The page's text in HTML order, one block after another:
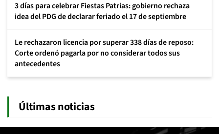
3 días para celebrar Fiestas Patrias: gobierno rechaza
idea del PDG de declarar feriado el 17 de septiembre
Le rechazaron licencia por superar 338 días de reposo:
Corte ordenó pagarla por no considerar todos sus
antecedentes
Últimas noticias